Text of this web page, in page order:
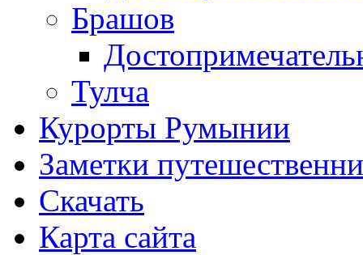
Брашов
Тулча
Курорты Румынии
Заметки
Скачать
Карта сайта